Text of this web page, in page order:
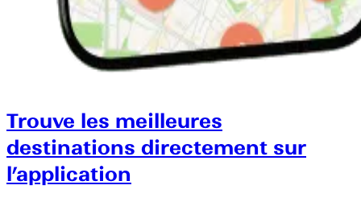
Trouve les meilleures
destinations directement sur
l’application